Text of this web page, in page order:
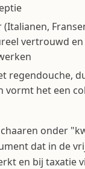
vertrouwd
regendouche,
vormt het een
onder
dat in de
en bij taxatie